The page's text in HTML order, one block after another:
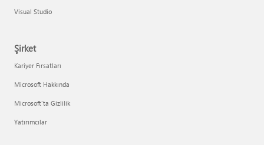
Visual Studio
Şirket
Kariyer Fırsatları
Microsoft Hakkında
Microsoft'ta Gizlilik
Yatırımcılar